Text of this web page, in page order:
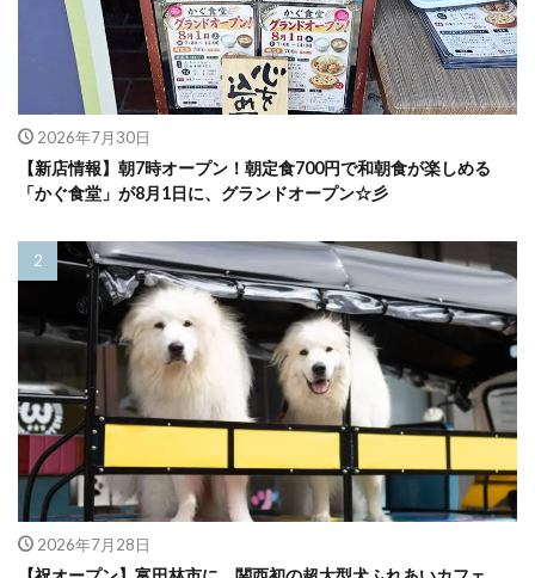
2026年7月30日
【新店情報】朝7時オープン！朝定食700円で和朝食が楽しめる
「かぐ食堂」が8月1日に、グランドオープン☆彡
2026年7月28日